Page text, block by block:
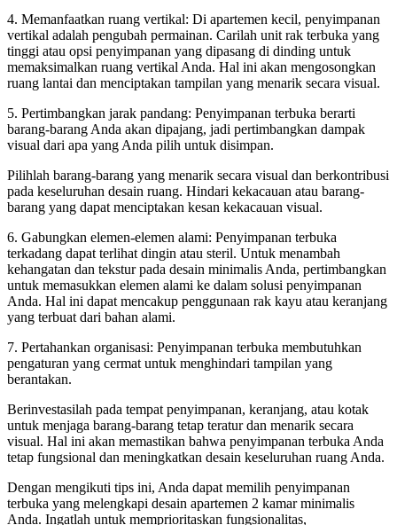
4. Memanfaatkan ruang vertikal: Di apartemen kecil, penyimpanan
vertikal adalah pengubah permainan. Carilah unit rak terbuka yang
tinggi atau opsi penyimpanan yang dipasang di dinding untuk
memaksimalkan ruang vertikal Anda. Hal ini akan mengosongkan
ruang lantai dan menciptakan tampilan yang menarik secara visual.
5. Pertimbangkan jarak pandang: Penyimpanan terbuka berarti
barang-barang Anda akan dipajang, jadi pertimbangkan dampak
visual dari apa yang Anda pilih untuk disimpan.
Pilihlah barang-barang yang menarik secara visual dan berkontribusi
pada keseluruhan desain ruang. Hindari kekacauan atau barang-
barang yang dapat menciptakan kesan kekacauan visual.
6. Gabungkan elemen-elemen alami: Penyimpanan terbuka
terkadang dapat terlihat dingin atau steril. Untuk menambah
kehangatan dan tekstur pada desain minimalis Anda, pertimbangkan
untuk memasukkan elemen alami ke dalam solusi penyimpanan
Anda. Hal ini dapat mencakup penggunaan rak kayu atau keranjang
yang terbuat dari bahan alami.
7. Pertahankan organisasi: Penyimpanan terbuka membutuhkan
pengaturan yang cermat untuk menghindari tampilan yang
berantakan.
Berinvestasilah pada tempat penyimpanan, keranjang, atau kotak
untuk menjaga barang-barang tetap teratur dan menarik secara
visual. Hal ini akan memastikan bahwa penyimpanan terbuka Anda
tetap fungsional dan meningkatkan desain keseluruhan ruang Anda.
Dengan mengikuti tips ini, Anda dapat memilih penyimpanan
terbuka yang melengkapi desain apartemen 2 kamar minimalis
Anda. Ingatlah untuk memprioritaskan fungsionalitas,